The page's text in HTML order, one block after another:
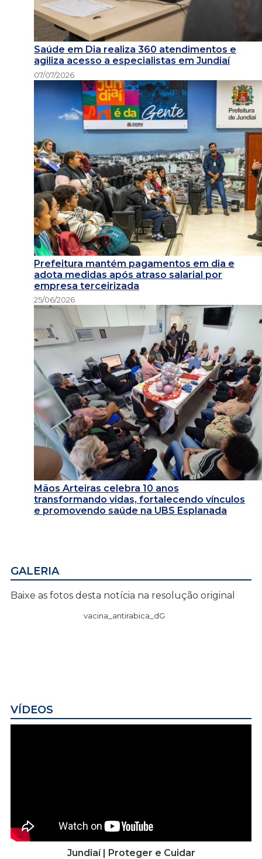
Saúde em Dia realiza 360 atendimentos e
agiliza acesso a especialistas em Jundiaí
07/07/2026
Prefeitura mantém pagamentos em dia e
adota medidas após atraso salarial por
empresa terceirizada
25/06/2026
Mãos Arteiras celebra 10 anos
transformando vidas, fortalecendo vínculos
e promovendo saúde na UBS Esplanada
GALERIA
Baixe as fotos desta notícia na resolução original
vacina_antirabica_dG
VÍDEOS
Jundiaí | Proteger e Cuidar